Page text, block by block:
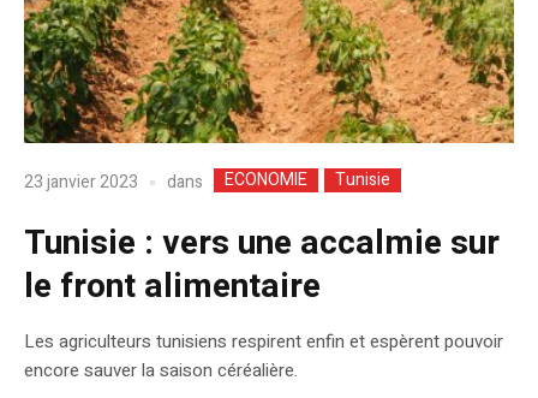
23 janvier 2023 dans ECONOMIE Tunisie
Tunisie : vers une accalmie sur
le front alimentaire
Les agriculteurs tunisiens respirent enfin et espèrent pouvoir
encore sauver la saison céréalière.